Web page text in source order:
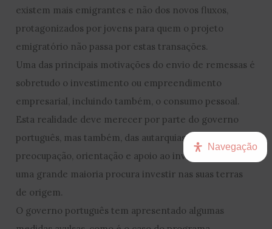
existem mais emigrantes e não dos novos fluxos,
protagonizados por jovens para quem o projeto
emigratório não passa por estas transações.
Uma das principais motivações do envio de remessas é
sobretudo o investimento ou empreendimento
empresarial, incluindo também, o consumo pessoal.
Esta realidade deve merecer por parte do governo
português, mas também, das autarquias locais, uma
preocupação, orientação e apoio ao investimento, pois,
uma grande maioria procura investir nas suas terras
de origem.
O governo português tem apresentado algumas
Navegação